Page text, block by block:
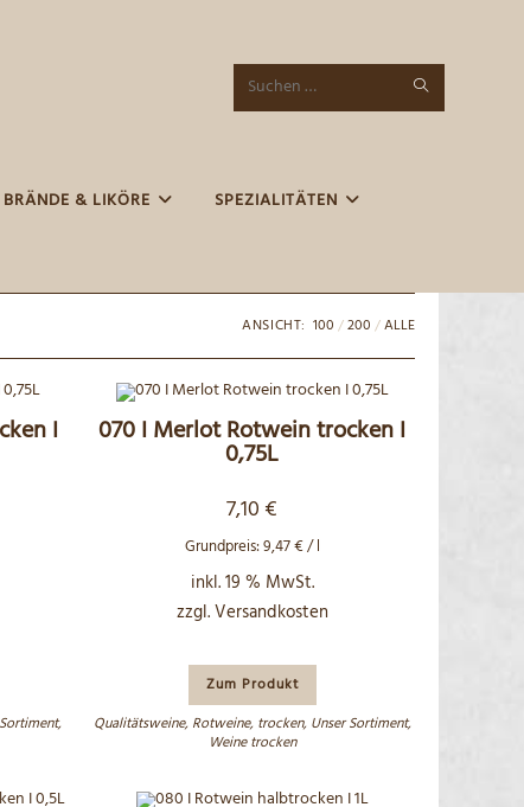
Diese
SUCHE
BRÄNDE & LIKÖRE
SPEZIALITÄTEN
ANSICHT: 100 200 ALLE
I
,
070 I Merlot Rotwein trocken I
0,75L
7,10 €
Grundpreis:9,47€/l
inkl. 19 % MwSt.
zzgl.Versandkosten
Zum Produkt
Qualitätsweine, Rotweine, trocken, Unser Sortiment,
Weine trocken